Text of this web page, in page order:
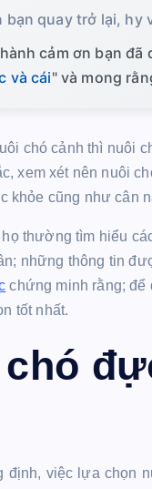
bạn quay trở lại,
cảm ơn bạn
và cái" và mong
chó cảnh thì nuôi
xem xét nên nuôi
khỏe cũng như cân
thường tìm hiểu
những thông tin
chứng minh rằng; để
tốt nhất.
định, việc lựa chọn